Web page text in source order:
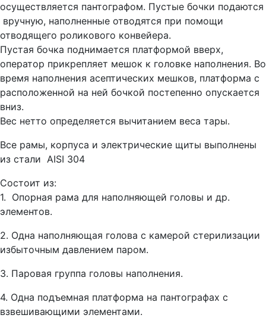
осуществляется пантографом. Пустые бочки подаются
вручную, наполненные отводятся при помощи
отводящего роликового конвейера.
Пустая бочка поднимается платформой вверх,
оператор прикрепляет мешок к головке наполнения. Во
время наполнения асептических мешков, платформа с
расположенной на ней бочкой постепенно опускается
вниз.
Вес нетто определяется вычитанием веса тары.
Все рамы, корпуса и электрические щиты выполнены
из стали AISI 304
Состоит из:
1. Опорная рама для наполняющей головы и др.
элементов.
2. Одна наполняющая голова с камерой стерилизации
избыточным давлением паром.
3. Паровая группа головы наполнения.
4. Одна подъемная платформа на пантографах с
взвешивающими элементами.